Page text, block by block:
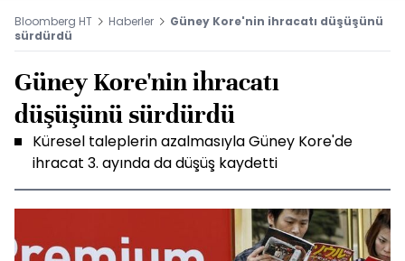
Bloomberg HT Haberler
Güney Kore'nin ihracatı düşüşünü
sürdürdü
Güney Kore'nin ihracatı
düşüşünü sürdürdü
Küresel taleplerin azalmasıyla Güney Kore'de
ihracat 3. ayında da düşüş kaydetti